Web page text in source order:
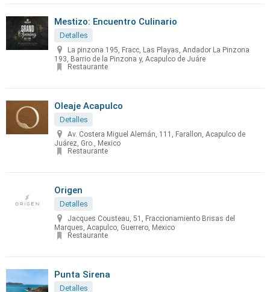
Mestizo: Encuentro Culinario
Detalles
La pinzona 195, Fracc, Las Playas, Andador La Pinzona
193, Barrio de la Pinzona y, Acapulco de Juáre
Restaurante
Oleaje Acapulco
Detalles
Av. Costera Miguel Alemán, 111, Farallon, Acapulco de
Juárez, Gro., Mexico
Restaurante
Origen
Detalles
Jacques Cousteau, 51, Fraccionamiento Brisas del
Marques, Acapulco, Guerrero, Mexico
Restaurante
Punta Sirena
Detalles